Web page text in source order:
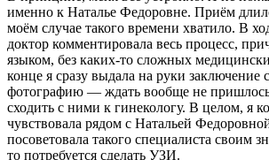
именно к Наталье Федоровне. Приём
моём случае такого времени хватило. В
доктор комментировала весь процесс,
языком, без каких-то сложных
конце я сразу выдала на руки заключение
фотографию — ждать вообще не
сходить с ними к гинекологу. В целом, я
чувствовала рядом с Натальей
посоветовала такого специалиста своим
то потребуется сделать УЗИ.